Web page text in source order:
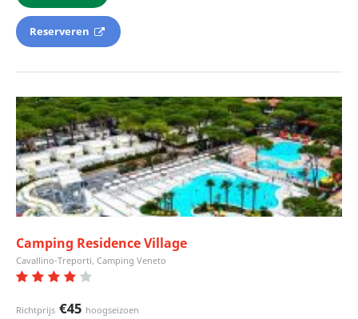
Reserveren
Camping Residence Village
Cavallino-Treporti, Camping Veneto
Richtprijs €45 hoogseizoen